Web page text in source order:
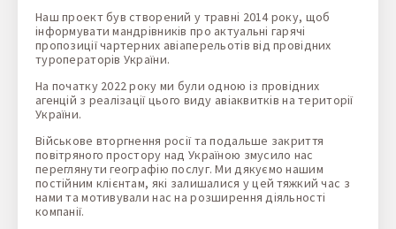
Наш проект був створений у травні 2014 року, щоб
інформувати мандрівників про актуальні гарячі
пропозиції чартерних авіаперельотів від провідних
туроператорів України.
На початку 2022 року ми були одною із провідних
агенцій з реалізації цього виду авіаквитків на території
України.
Військове вторгнення росії та подальше закриття
повітряного простору над Україною змусило нас
переглянути географію послуг. Ми дякуємо нашим
постійним клієнтам, які залишалися у цей тяжкий час з
нами та мотивували нас на розширення діяльності
компанії.